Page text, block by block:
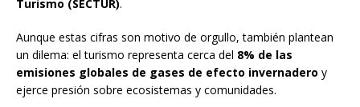
Turismo (SECTUR).
Aunque estas cifras son motivo de orgullo, también plantean
un dilema: el turismo representa cerca del 8% de las
emisiones globales de gases de efecto invernadero y
ejerce presión sobre ecosistemas y comunidades.